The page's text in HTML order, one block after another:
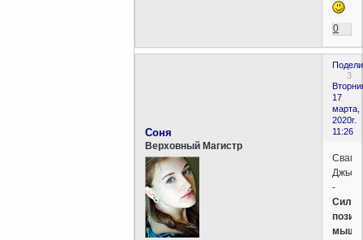
0
3
17
марта,
2020г.
11:26
Соня
Верховный Магистр
Свами
-
Сила